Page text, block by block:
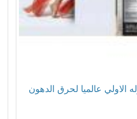
عالميا لحرق الدهون